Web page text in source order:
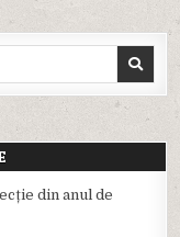
din anul de